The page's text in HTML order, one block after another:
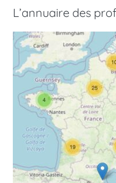
L’annuaire des